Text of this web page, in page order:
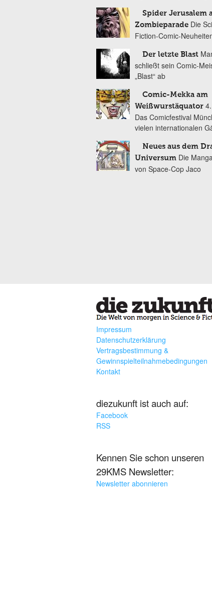
Spider Jerusalem
Zombieparade Die
Fiction-Comic-
Der letzte Blast
schließt sein Comic-
„Blast“ ab
Comic-Mekka am
Weißwurstäquator
Das Comicfestival
vielen internationalen
Neues aus dem
Universum Die
von Space-Cop Jaco
Impressum
Datenschutzerklärung
Vertragsbestimmung &
Gewinnspielteilnahmebedingungen
Kontakt
diezukunft ist auch auf:
Facebook
RSS
Kennen Sie schon unseren
29KMS Newsletter:
Newsletter abonnieren